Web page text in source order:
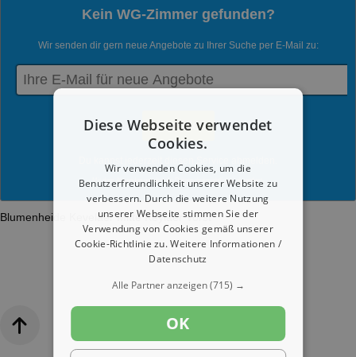
Kein WG-Zimmer gefunden?
Wir senden dir gern neue Angebote zu Ihrer Suche per E-Mail zu:
Mit dem Absenden werden die Datenschutzrichtlinienakzeptiert.
Blumenheide Kevelaer MitteKeylaerVorst
Diese Webseite verwendet
Cookies.
Wir verwenden Cookies, um die
Benutzerfreundlichkeit unserer Website zu
verbessern. Durch die weitere Nutzung
unserer Webseite stimmen Sie der
Verwendung von Cookies gemäß unserer
Cookie-Richtlinie zu.Weitere Informationen /
Datenschutz
Alle Partner anzeigen(715) →
OK